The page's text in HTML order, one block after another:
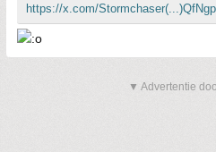
https://x.com/
▼ Advertentie